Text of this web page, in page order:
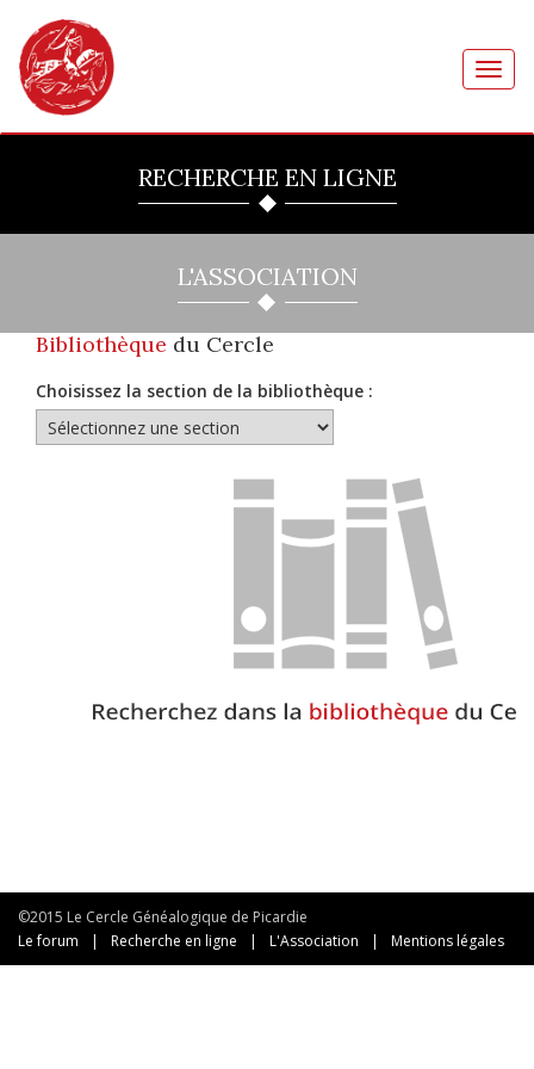
RECHERCHE EN LIGNE
L'ASSOCIATION
Bibliothèque du Cercle
Choisissez la section de la bibliothèque :
©2015 Le Cercle Généalogique de Picardie
Le forum
| Recherche en ligne | L'Association | Mentions légales